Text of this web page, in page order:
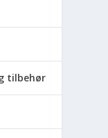
tilbehør